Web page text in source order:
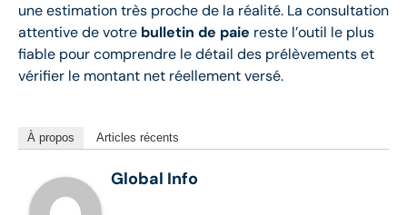
une estimation très proche de la réalité. La consultation
attentive de votre bulletin de paie reste l’outil le plus
fiable pour comprendre le détail des prélèvements et
vérifier le montant net réellement versé.
À propos Articles récents
Global Info